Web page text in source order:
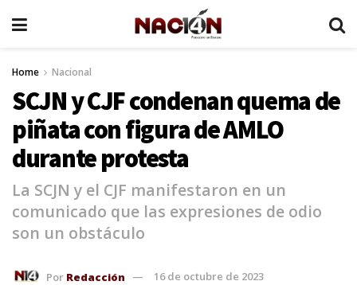
Home Nacional
SCJN y CJF condenan quema de
piñata con figura de AMLO
durante protesta
La SCJN y el CJF manifestaron en un
comunicado que las expresiones de odio
son un obstáculo
Por Redacción 16 de octubre de 2023